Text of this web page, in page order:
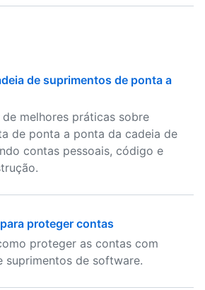
de suprimentos de ponta a
melhores práticas sobre
de ponta a ponta da cadeia de
contas pessoais, código e
proteger contas
proteger as contas com
suprimentos de software.